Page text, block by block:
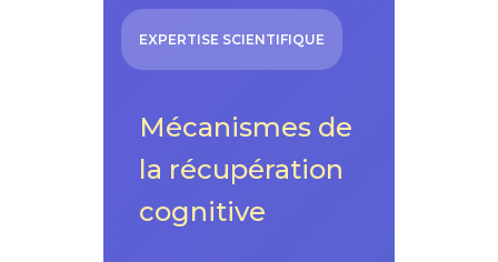
EXPERTISE SCIENTIFIQUE
Mécanismes de
la récupération
cognitive